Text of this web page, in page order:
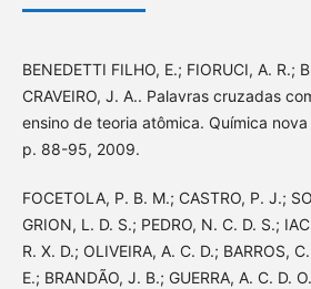
BENEDETTI FILHO, E.; FIORUCI, A. R.;
CRAVEIRO, J. A.. Palavras cruzadas
ensino de teoria atômica. Química nova
p. 88-95, 2009.
FOCETOLA, P. B. M.; CASTRO, P. J.;
GRION, L. D. S.; PEDRO, N. C. D. S.;
R. X. D.; OLIVEIRA, A. C. D.; BARROS,
E.; BRANDÃO, J. B.; GUERRA, A. C. D.